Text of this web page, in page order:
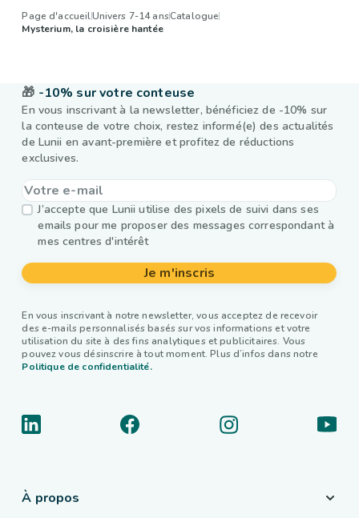
Page d'accueilUnivers 7-14 ansCatalogue
Mysterium, la croisière hantée
🎁 -10% sur votre conteuse
En vous inscrivant à la newsletter, bénéficiez de -10% sur
la conteuse de votre choix, restez informé(e) des actualités
de Lunii en avant-première et profitez de réductions
exclusives.
J’accepte que Lunii utilise des pixels de suivi dans ses
emails pour me proposer des messages correspondant à
mes centres d'intérêt
Je m'inscris
En vous inscrivant à notre newsletter, vous acceptez de recevoir
des e-mails personnalisés basés sur vos informations et votre
utilisation du site à des fins analytiques et publicitaires. Vous
pouvez vous désinscrire à tout moment. Plus d’infos dans notre
Politique de confidentialité.
À propos